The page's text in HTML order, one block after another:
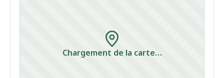
Chargement de la carte…